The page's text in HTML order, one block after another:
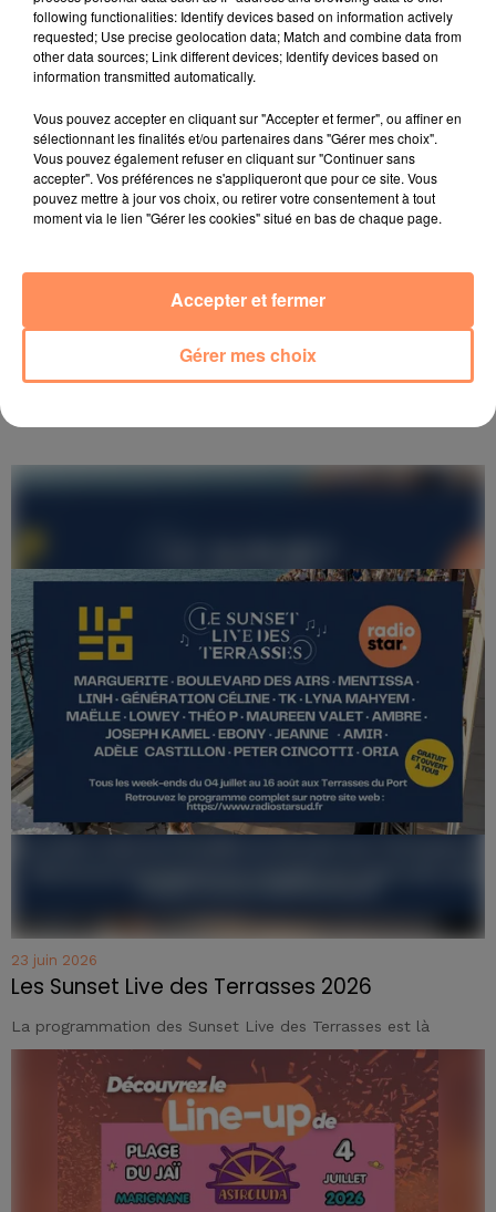
16h34
16h34
DISTURBED
The Sound Of Silence Remix Cyril
16h30
16h30
ESTELLE
American Boy (feat. Kanye West)
16h26
16h26 Let Me Be
voir aussi
23 juin 2026
Les Sunset Live des Terrasses 2026
La programmation des Sunset Live des Terrasses est là
following functionalities: Identify devices based on information actively
requested; Use precise geolocation data; Match and combine data from
other data sources; Link different devices; Identify devices based on
information transmitted automatically.
Vous pouvez accepter en cliquant sur "Accepter et fermer", ou affiner en
sélectionnant les finalités et/ou partenaires dans "Gérer mes choix".
Vous pouvez également refuser en cliquant sur "Continuer sans
accepter". Vos préférences ne s'appliqueront que pour ce site. Vous
pouvez mettre à jour vos choix, ou retirer votre consentement à tout
moment via le lien "Gérer les cookies" situé en bas de chaque page.
Gérer mes choix
Accepter et fermer